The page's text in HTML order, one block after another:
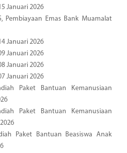
Januari 2026
Pembiayaan Emas Bank Muamalat
Januari 2026
Januari 2026
Januari 2026
Januari 2026
Paket Bantuan Kemanusiaan
Paket Bantuan Kemanusiaan
Paket Bantuan Beasiswa Anak